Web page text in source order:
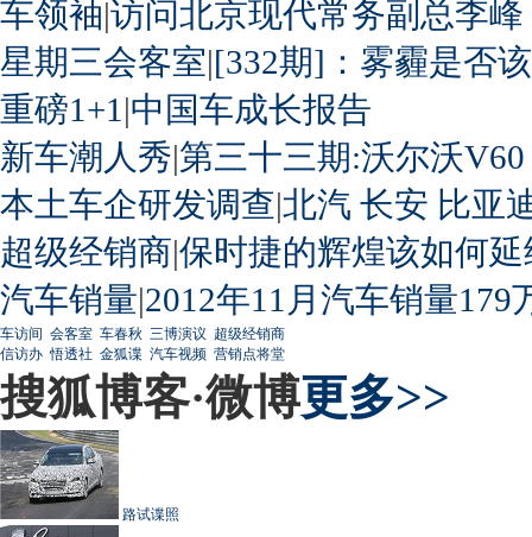
车领袖|访问北京现代常务副总李峰
星期三会客室|[332期]：雾霾是否
重磅1+1 |中国车成长报告
新车潮人秀|第三十三期:沃尔沃
本土车企研发调查|北汽 长安 比亚
超级经销商|保时捷的辉煌该如何延
汽车销量|2012年11月汽车销量179
车访间 会客室 车春秋 三博演议 超级经销商
信访办 悟透社 金狐谍 汽车视频 营销点将堂
搜狐博客·微博更多>>
路试谍照